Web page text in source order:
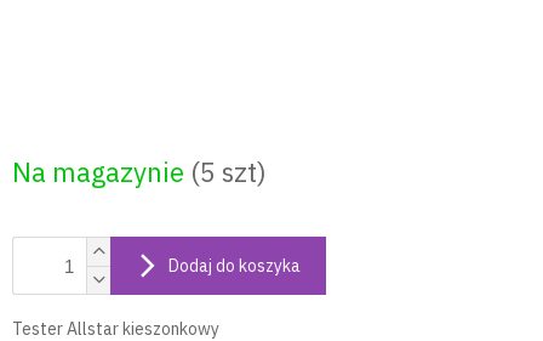
Na magazynie (5 szt)
Dodaj do koszyka
Tester Allstar kieszonkowy